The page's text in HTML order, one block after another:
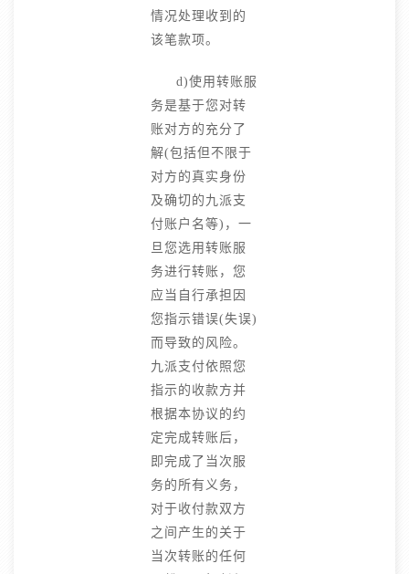
情况处理收到的
该笔款项。
d)使用转账服
务是基于您对转
账对方的充分了
解(包括但不限于
对方的真实身份
及确切的九派支
付账户名等)，一
旦您选用转账服
务进行转账，您
应当自行承担因
您指示错误(失误)
而导致的风险。
九派支付依照您
指示的收款方并
根据本协议的约
定完成转账后，
即完成了当次服
务的所有义务，
对于收付款双方
之间产生的关于
当次转账的任何